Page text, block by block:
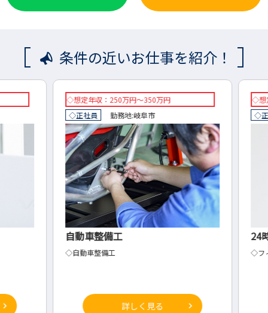
条件の近いお仕事を紹介！
◇想定年収：250万円～350万円
◇正社員
勤務地:岐阜市
自動車整備工
◇自動車整備工
詳しく見る
◇想
◇正
24
◇フィ